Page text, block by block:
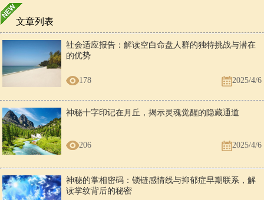
文章列表
社会适应报告：解读空白命盘人群的独特挑战与潜在
的优势
178 2025/4/6
神秘十字印记在月丘，揭示灵魂觉醒的隐藏通道
206 2025/4/6
神秘的掌相密码：锁链感情线与抑郁症早期联系，解
读掌纹背后的秘密